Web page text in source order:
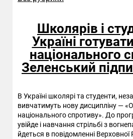
Школярів і
Україні
національного
Зеленський
В Україні школярі та студенти,
вивчатимуть нову дисципліну —
національного спротиву». До
увійде і навчання стрільбі з
йдеться в повідомленні Верховної